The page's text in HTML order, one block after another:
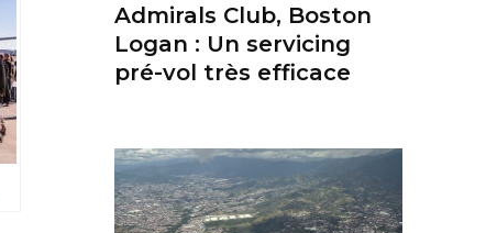
Admirals Club, Boston
Logan : Un servicing
pré-vol très efficace